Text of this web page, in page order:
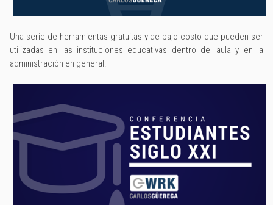
Una serie de herramientas gratuitas y de bajo costo que pueden ser
utilizadas en las instituciones educativas dentro del aula y en la
administración en general.